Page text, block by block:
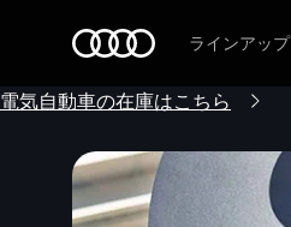
ラインアップ
電気自動車の在庫はこちら